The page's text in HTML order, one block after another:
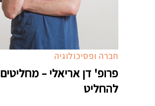
חברה ופסיכולוגיה
פרופ' דן אריאלי – מחליטים
להחליט